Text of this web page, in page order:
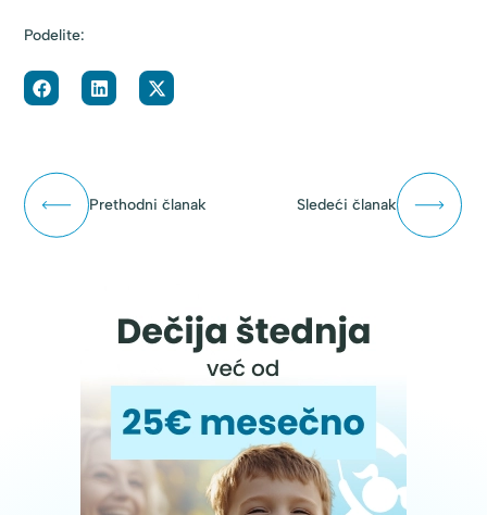
Podelite:
Prethodni članak Sledeći članak